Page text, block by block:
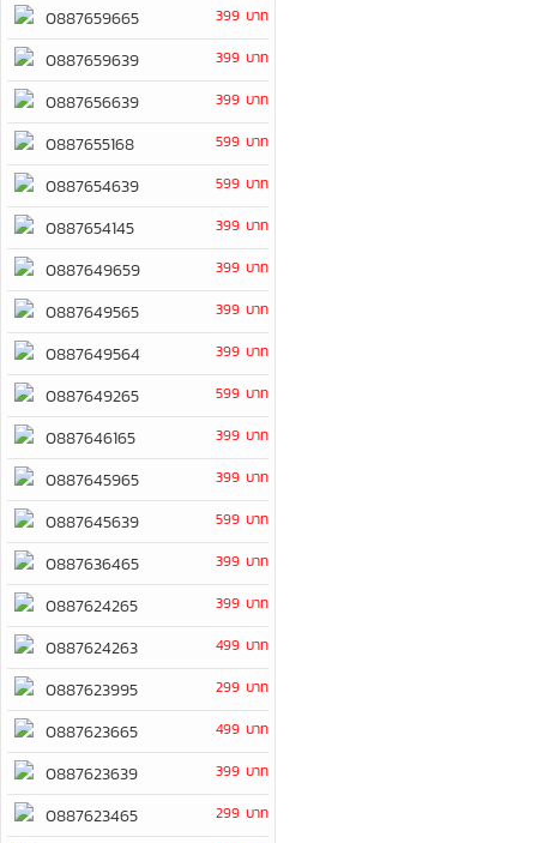
0887659665 399 บาท
0887659639 399 บาท
0887656639 399 บาท
0887655168 599 บาท
0887654639 599 บาท
0887654145 399 บาท
0887649659 399 บาท
0887649565 399 บาท
0887649564 399 บาท
0887649265 599 บาท
0887646165 399 บาท
0887645965 399 บาท
0887645639 599 บาท
0887636465 399 บาท
0887624265 399 บาท
0887624263 499 บาท
0887623995 299 บาท
0887623665 499 บาท
0887623639 399 บาท
0887623465 299 บาท